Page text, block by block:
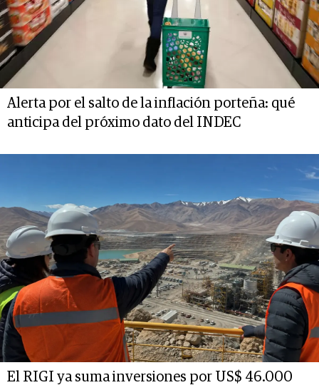
Alerta por el salto de la inflación porteña: qué
anticipa del próximo dato del INDEC
El RIGI ya suma inversiones por US$ 46.000